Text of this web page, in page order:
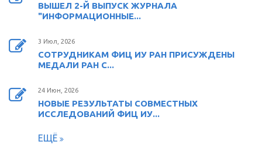
ВЫШЕЛ 2-Й ВЫПУСК ЖУРНАЛА
"ИНФОРМАЦИОННЫЕ...
3 Июл, 2026
СОТРУДНИКАМ ФИЦ ИУ РАН ПРИСУЖДЕНЫ
МЕДАЛИ РАН С...
24 Июн, 2026
НОВЫЕ РЕЗУЛЬТАТЫ СОВМЕСТНЫХ
ИССЛЕДОВАНИЙ ФИЦ ИУ...
ЕЩЁ